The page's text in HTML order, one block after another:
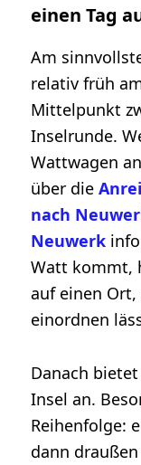
einen Tag
Am
relativ früh
Mittelpunkt
Inselrunde.
Wattwagen
über die
nach
Neuwerk
Watt kommt,
auf einen
einordnen
Danach
Insel an.
Reihenfolge:
dann